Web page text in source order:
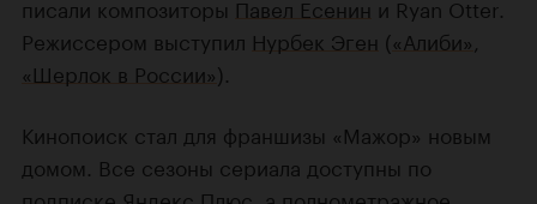
писали композиторы Павел Есенин и Ryan Otter.
Режиссером выступил Нурбек Эген («Алиби»,
«Шерлок в России»).
Кинопоиск стал для франшизы «Мажор» новым
домом. Все сезоны сериала доступны по